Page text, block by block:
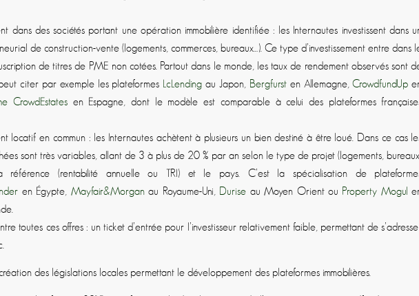
dans des sociétés portant une opération immobilière identifiée : les Internautes investissent dans
de construction-­vente (logements, commerces, bureaux…). Ce type d’investissement entre dans
de titres de PME non cotées. Partout dans le monde, les taux de rendement observés sont
citer par exemple les plateformes LcLending au Japon, Bergfursten Allemagne,CrowdfundUp
CrowdEstates en Espagne, dont le modèle est comparable à celui des plateformes
locatif en commun : les Internautes achètent à plusieurs un bien destiné à être loué. Dans ce cas
sont très variables, allant de 3 à plus de 20 % par an selon le type de projet (logements,
référence (rentabilité annuelle ou TRI) et le pays. C’est la spécialisation de
en Égypte, Mayfair&Morganau Royaume­-Uni, Durise au Moyen­ Orient ou Property Mogul
toutes ces offres : un ticket d’entrée pour l’investisseur relativement faible, permettant de
des législations locales permettant le développement des plateformes immobilières.